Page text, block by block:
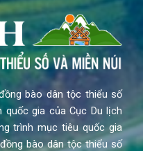
bào dân tộc thiểu số
gia của Cục Du lịch
trình mục tiêu quốc gia
bào dân tộc thiểu số